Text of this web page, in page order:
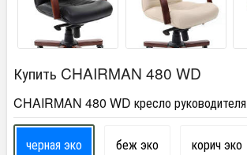
Купить CHAIRMAN 480 WD
CHAIRMAN 480 WD кресло руководителя
черная эко беж эко корич эко